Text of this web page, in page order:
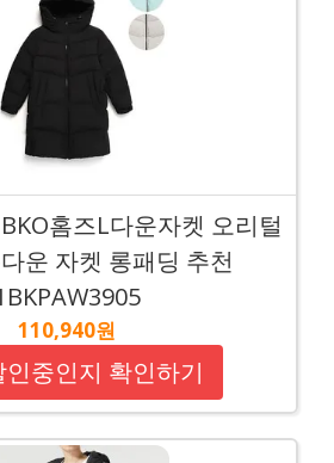
홈즈L다운자켓 오리털
운 자켓 롱패딩 추천
110,940원
인중인지 확인하기